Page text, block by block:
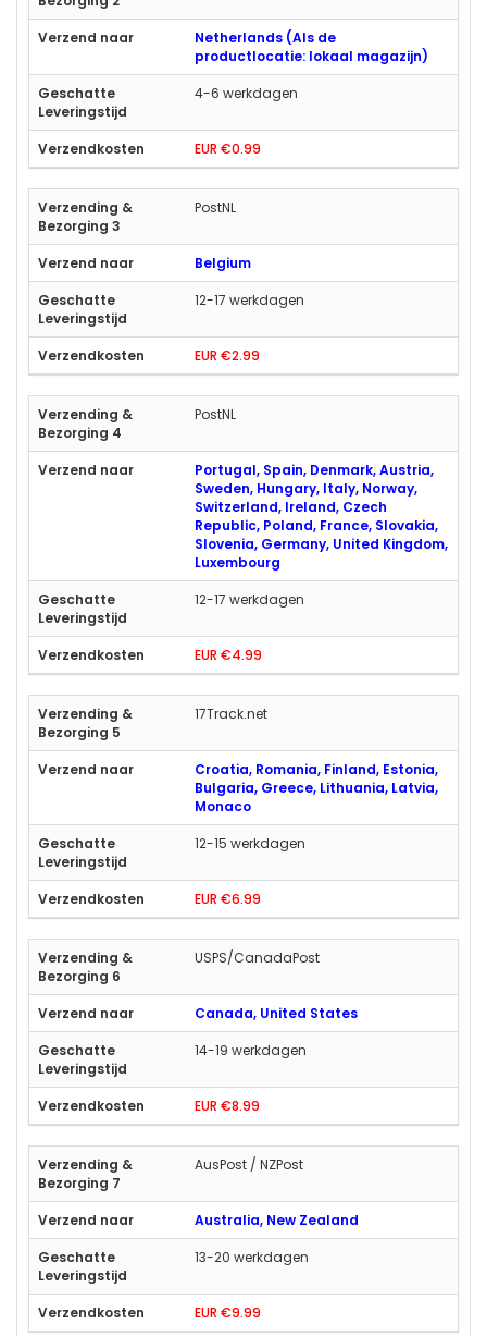
Netherlands (Als de
productlocatie: lokaal magazijn)
4-6 werkdagen
EUR €0.99
PostNL
Belgium
12-17 werkdagen
EUR €2.99
PostNL
Portugal, Spain, Denmark, Austria,
Sweden, Hungary, Italy, Norway,
Switzerland, Ireland, Czech
Republic, Poland, France, Slovakia,
Slovenia, Germany, United Kingdom,
Luxembourg
12-17 werkdagen
EUR €4.99
17Track.net
Croatia, Romania, Finland, Estonia,
Bulgaria, Greece, Lithuania, Latvia,
Monaco
12-15 werkdagen
EUR €6.99
USPS/CanadaPost
Canada, United States
14-19 werkdagen
EUR €8.99
AusPost / NZPost
Australia, New Zealand
13-20 werkdagen
EUR €9.99